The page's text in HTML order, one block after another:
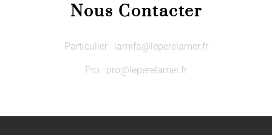
Nous Contacter
Particulier : lamifa@leperelamer.fr
Pro : pro@leperelamer.fr